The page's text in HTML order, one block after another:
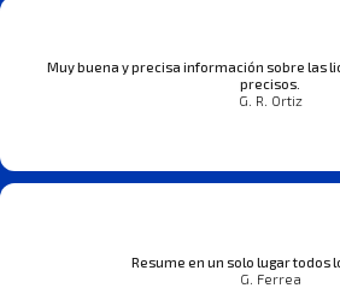
Muy buena y precisa información sobre las
precisos.
G. R. Ortiz
Resume en un solo lugar todos
G. Ferrea